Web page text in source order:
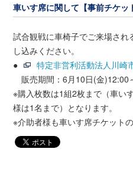
車いす席に関して【事前チケッ
試合観戦に車椅子でご来場さ
し込みください。
●
特定非営利活動法人川崎
販売期間：6月10日(金)12:00
※購入枚数は1組2枚まで（車い
様は1名まで）となります。
※介助者様も車いす席チケット